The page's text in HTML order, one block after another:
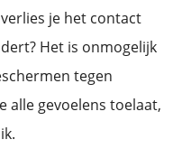
je het contact
Het is onmogelijk
tegen
alle gevoelens toelaat,